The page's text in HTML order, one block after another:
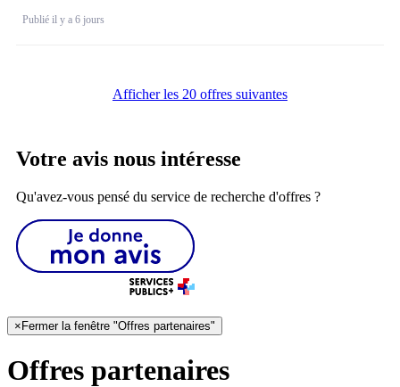
Publié il y a 6 jours
Afficher les 20 offres suivantes
Votre avis nous intéresse
Qu'avez-vous pensé du service de recherche d'offres ?
×Fermer la fenêtre "Offres partenaires"
Offres partenaires